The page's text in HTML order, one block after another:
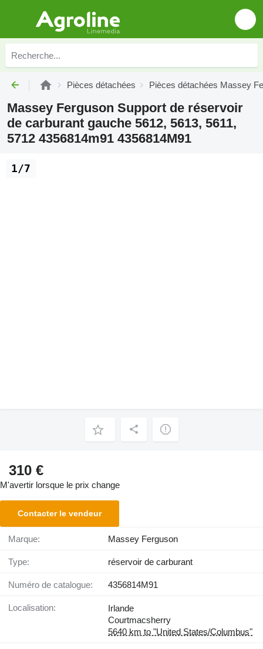
Pièces détachées Pièces détachées Massey
Massey Ferguson Support de réservoir
de carburant gauche 5612, 5613, 5611,
5712 4356814m91 4356814M91
1/7
310 €
M'avertir lorsque le prix change
Contacter le vendeur
Marque: Massey Ferguson
Type: réservoir de carburant
Numéro de catalogue: 4356814M91
Localisation:
Irlande
Courtmacsherry
5640 km to "United States/Columbus"